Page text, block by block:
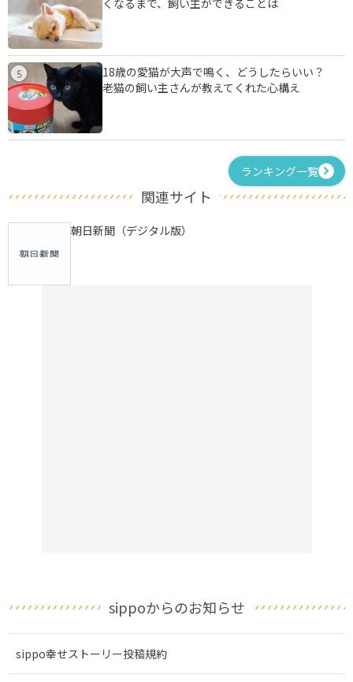
5
18歳の愛猫が大声で鳴く、どうしたらいい？
老猫の飼い主さんが教えてくれた心構え
ランキング一覧
関連サイト
朝日新聞（デジタル版）
sippoからのお知らせ
sippo幸せストーリー投稿規約